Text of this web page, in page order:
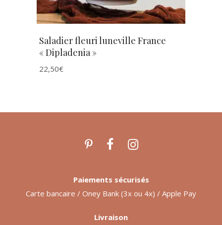
Saladier fleuri luneville France
« Dipladenia »
22,50€
Paiements sécurisés
Carte bancaire / Oney Bank (3x ou 4x) / Apple Pay
Livraison